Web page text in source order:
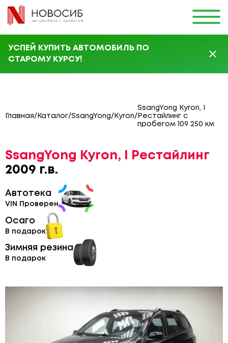
УСПЕЙ КУПИТЬ АВТОМОБИЛЬ ПО
СТАРОМУ КУРСУ!
Главная/ Каталог/SsangYong/ Kyron/
SsangYong Kyron, I
Рестайлинг с
пробегом 109 250 км
SsangYong Kyron, I Рестайлинг
2009 г.в.
Автотека
VIN Проверен
Осаго
В подарок
Зимняя резина
В подарок